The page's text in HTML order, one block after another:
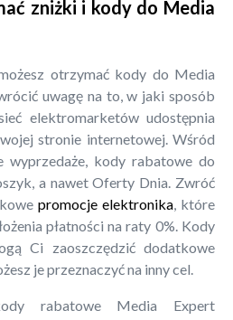
zniżki i kody do Media
otrzymać kody do Media
uwagę na to, w jaki sposób
elektromarketów udostępnia
stronie internetowej. Wśród
wyprzedaże, kody rabatowe do
a nawet Oferty Dnia. Zwróć
promocje elektronika, które
płatności na raty 0%. Kody
Ci zaoszczędzić dodatkowe
je przeznaczyć na inny cel.
rabatowe Media Expert